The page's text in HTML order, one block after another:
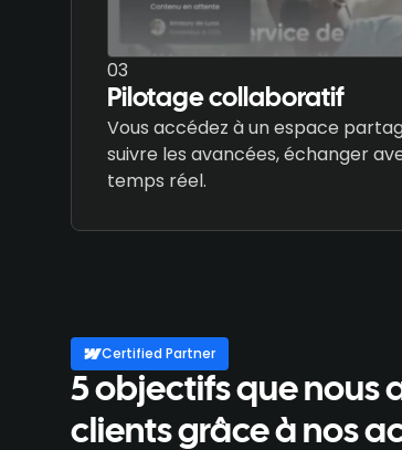
03
Pilotage collaboratif
Vous accédez à un espace
suivre les avancées, échanger
temps réel.
Certified Partner
5 objectifs que nous
clients grâce à nos